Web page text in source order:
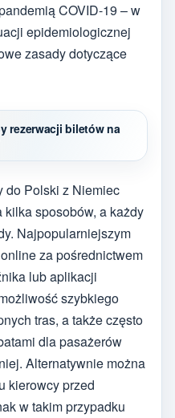
COVID-19 – w
epidemiologicznej
zasady dotyczące
rezerwacji biletów na
do Polski z Niemiec
sposobów, a każdy
Najpopularniejszym
za pośrednictwem
lub aplikacji
szybkiego
tras, a także często
dla pasażerów
Alternatywnie można
kierowcy przed
w takim przypadku